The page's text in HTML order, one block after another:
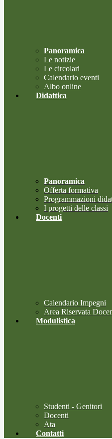
Panoramica
Le notizie
Le circolari
Calendario eventi
Albo online
Didattica
Panoramica
Offerta formativa
Programmazioni
I progetti delle classi
Docenti
Calendario Impegni
Area Riservata
Modulistica
Studenti - Genitori
Docenti
Ata
Contatti